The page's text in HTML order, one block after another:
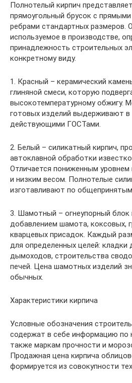
Полнотелый кирпич
прямоугольный брусок с
ребрами стандартных размеров.
используемое в производстве,
принадлежность строительных
конкретному виду.
1. Красный – керамический
глиняной смеси, которую
высокотемпературному обжигу.
готовых изделий выдерживают в
действующими ГОСТами.
2. Белый – силикатный кирпич,
автоклавной обработки
Отличается пониженным
и низким весом. Полнотелые
изготавливают по
3. Шамотный – огнеупорный блок
добавлением шамота, коксовых,
кварцевых присадок. Каждый
для определенных целей: кладки
дымоходов, строительства
печей. Цена шамотных изделий
обычных.
Характеристики кирпича
Условные обозначения
содержат в себе информацию по
также маркам прочности и
Продажная цена кирпича
формируется из совокупности